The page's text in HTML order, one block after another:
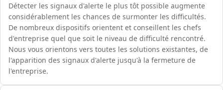
Détecter les signaux d'alerte le plus tôt possible augmente
considérablement les chances de surmonter les difficultés.
De nombreux dispositifs orientent et conseillent les chefs
d'entreprise quel que soit le niveau de difficulté rencontré.
Nous vous orientons vers toutes les solutions existantes, de
l'apparition des signaux d'alerte jusqu'à la fermeture de
l'entreprise.